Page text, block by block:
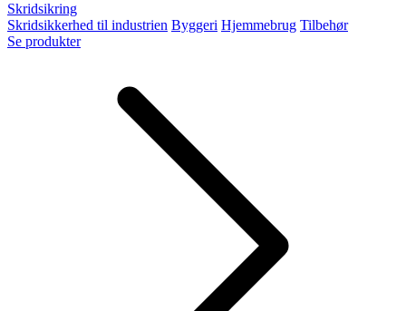
Skridsikring
Skridsikkerhed til industrien Byggeri Hjemmebrug Tilbehør
Se produkter